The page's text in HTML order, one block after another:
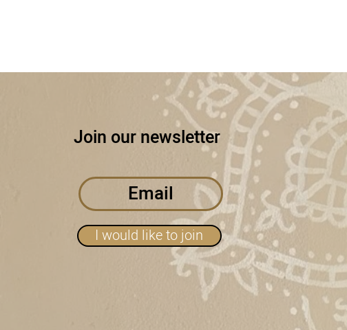
Join our newsletter
I would like to join